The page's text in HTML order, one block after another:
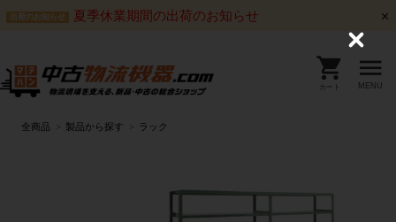
出荷のお知らせ 夏季休業期間の出荷のお知らせ
カート MENU
全商品 製品から探す ラック
C
o
s